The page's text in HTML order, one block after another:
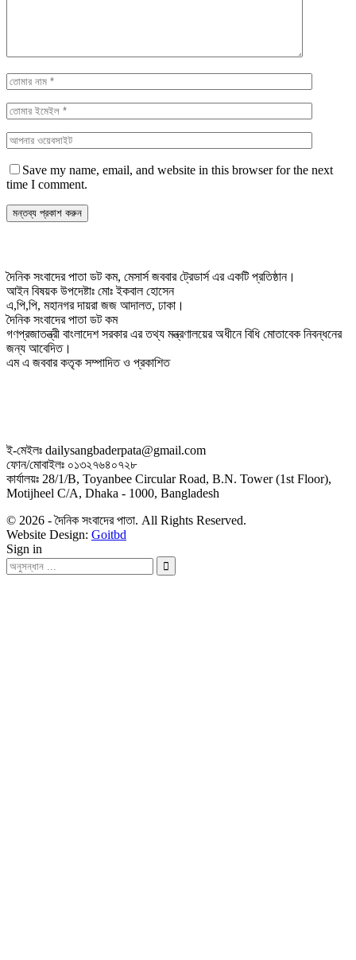
Save my name, email, and website in this browser for the next
time I comment.
দৈনিক সংবাদের পাতা ডট কম, মেসার্স জববার ট্রেডার্স এর একটি প্রতিষ্ঠান।
আইন বিষয়ক উপদেষ্টাঃ মোঃ ইকবাল হোসেন
এ,পি,পি, মহানগর দায়রা জজ আদালত, ঢাকা।
দৈনিক সংবাদের পাতা ডট কম
গণপ্রজাতন্ত্রী বাংলাদেশ সরকার এর তথ্য মন্ত্রণালয়ের অধীনে বিধি মোতাবেক নিবন্ধনের
জন্য আবেদিত।
এম এ জববার কতৃক সম্পাদিত ও প্রকাশিত
ই-মেইলঃ dailysangbaderpata@gmail.com
ফোন/মোবাইলঃ ০১৩২৭৬৪০৭২৮
কার্যালয়ঃ 28/1/B, Toyanbee Circular Road, B.N. Tower (1st Floor),
Motijheel C/A, Dhaka - 1000, Bangladesh
© 2026 - দৈনিক সংবাদের পাতা. All Rights Reserved.
Website Design: Goitbd
Sign in